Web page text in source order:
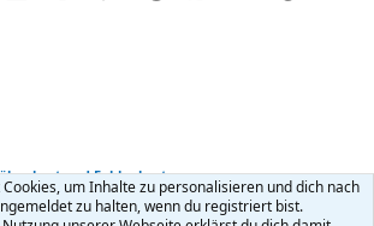
und Fehlgeburt
um Inhalte zu personalisieren und dich nach
zu halten, wenn du registriert bist.